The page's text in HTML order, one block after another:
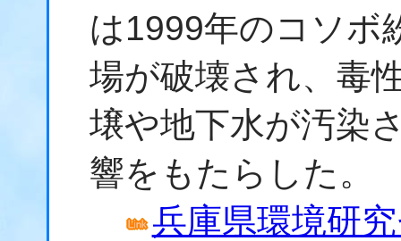
は1999年のコソボ
場が破壊され、毒
壌や地下水が汚染
響をもたらした。
兵庫県環境研